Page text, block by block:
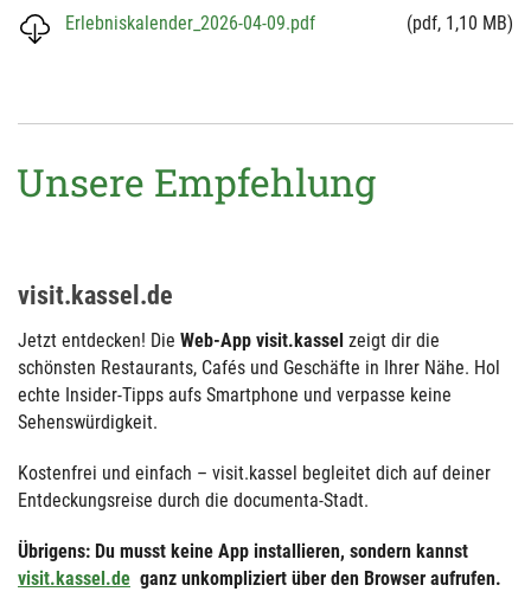
Erlebniskalender_2026-04-09.pdf (pdf, 1,10 MB)
Unsere Empfehlung
visit.kassel.de
Jetzt entdecken! Die Web-App visit.kassel zeigt dir die
schönsten Restaurants, Cafés und Geschäfte in Ihrer Nähe. Hol
echte Insider-Tipps aufs Smartphone und verpasse keine
Sehenswürdigkeit.
Kostenfrei und einfach – visit.kassel begleitet dich auf deiner
Entdeckungsreise durch die documenta-Stadt.
Übrigens: Du musst keine App installieren, sondern kannst
visit.kassel.de ganz unkompliziert über den Browser aufrufen.